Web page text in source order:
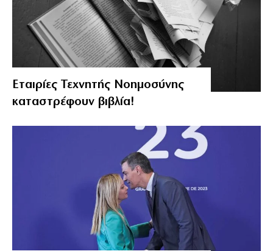
Εταιρίες Τεχνητής Νοημοσύνης
καταστρέφουν βιβλία!